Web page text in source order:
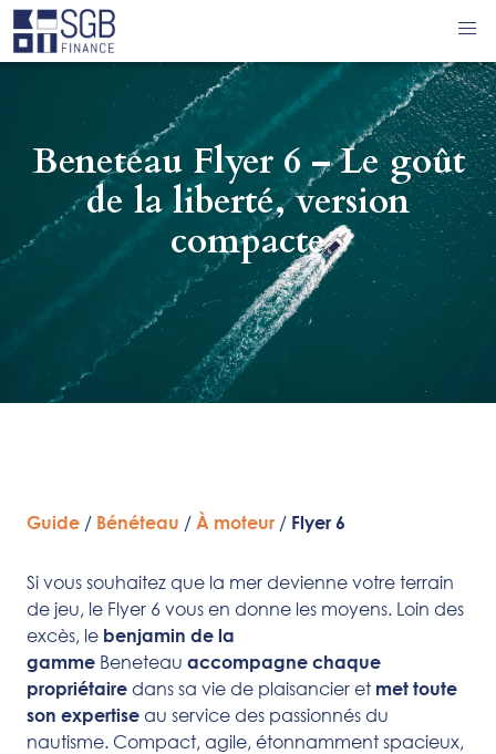
Beneteau Flyer 6 – Le goût
de la liberté, version
compacte
Guide / Bénéteau / À moteur / Flyer 6
Si vous souhaitez que la mer devienne votre terrain
de jeu, le Flyer 6 vous en donne les moyens. Loin des
excès, le benjamin de la
gamme Beneteau accompagne chaque
propriétaire dans sa vie de plaisancier et met toute
son expertise au service des passionnés du
nautisme. Compact, agile, étonnamment spacieux,